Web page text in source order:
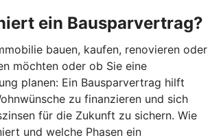
ein Bausparvertrag?
bauen, kaufen, renovieren oder
möchten oder ob Sie eine
planen: Ein Bausparvertrag hilft
zu finanzieren und sich
für die Zukunft zu sichern. Wie
und welche Phasen ein